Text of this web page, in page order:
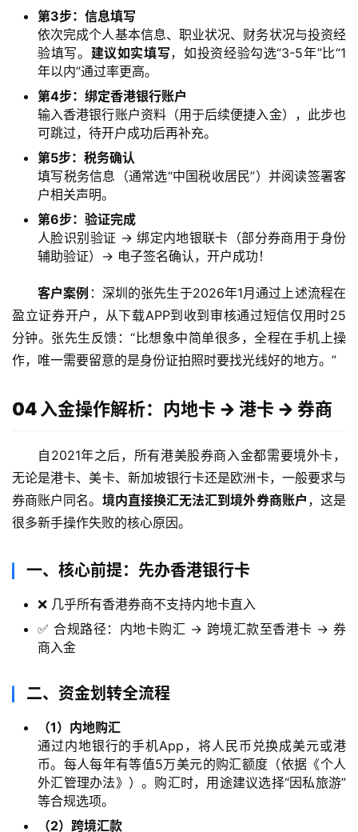
第3步：信息填写
依次完成个人基本信息、职业状况、财务状况与投资经
验填写。 建议如实填写，如投资经验勾选“3-5年”比“1
年以内”通过率更高。
第4步：绑定香港银行账户
输入香港银行账户资料（用于后续便捷入金），此步也
可跳过，待开户成功后再补充。
第5步：税务确认
填写税务信息（通常选“中国税收居民”）并阅读签署客
户相关声明。
第6步：验证完成
人脸识别验证 → 绑定内地银联卡（部分券商用于身份
辅助验证）→ 电子签名确认，开户成功！
客户案例 ：深圳的张先生于2026年1月通过上述流程在
盈立证券开户，从下载APP到收到审核通过短信仅用时25
分钟。张先生反馈：“比想象中简单很多，全程在手机上操
作，唯一需要留意的是身份证拍照时要找光线好的地方。”
04 入金操作解析：内地卡 → 港卡 → 券商
自2021年之后，所有港美股券商入金都需要境外卡，
无论是港卡、美卡、新加坡银行卡还是欧洲卡，一般要求与
券商账户同名。 境内直接换汇无法汇到境外券商账户 ，这是
很多新手操作失败的核心原因。
一、核心前提：先办香港银行卡
❌ 几乎所有香港券商不支持内地卡直入
✅ 合规路径：内地卡购汇 → 跨境汇款至香港卡 → 券
商入金
二、资金划转全流程
（1）内地购汇
通过内地银行的手机App，将人民币兑换成美元或港
币。每人每年有等值5万美元的购汇额度（依据《个人
外汇管理办法》）。购汇时，用途建议选择“因私旅游”
等合规选项。
（2）跨境汇款